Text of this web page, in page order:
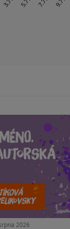
2026